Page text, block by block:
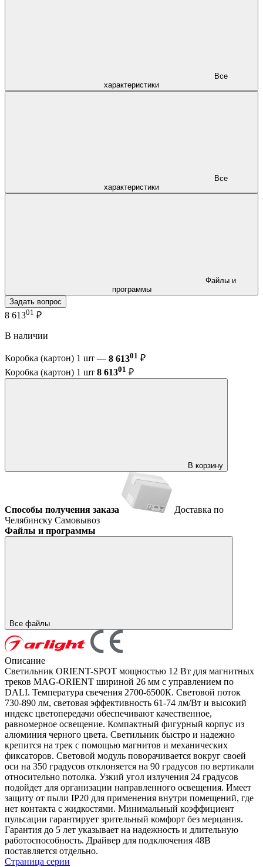
характеристики
характеристики
программы
Задать вопрос
8 61301 ₽
В наличии
Коробка (картон) 1 шт — 8 61301 ₽
Коробка (картон) 1 шт 8 61301 ₽
В корзину
Способы получения заказа
Доставка по
Челябинску Самовывоз
Файлы и программы
Все файлы
Описание
Светильник ORIENT-SPOT мощностью 12 Вт для магнитных
треков MAG-ORIENT шириной 26 мм с управлением по
DALI. Температура свечения 2700-6500К. Световой поток
730-890 лм, световая эффективность 61-74 лм/Вт и высокий
индекс цветопередачи обеспечивают качественное,
равномерное освещение. Компактный фигурный корпус из
алюминия черного цвета. Светильник быстро и надежно
крепится на трек с помощью магнитов и механических
фиксаторов. Световой модуль поворачивается вокруг своей
оси на 350 градусов отклоняется на 90 градусов по вертикали
относительно потолка. Узкий угол излучения 24 градусов
подойдет для организации направленного освещения. Имеет
защиту от пыли IP20 для применения внутри помещений, где
нет контакта с жидкостями. Минимальный коэффициент
пульсации гарантирует зрительный комфорт без мерцания.
Гарантия до 5 лет указывает на надежность и длительную
работоспособность. Драйвер для подключения 48В
поставляется отдельно.
Страница серии